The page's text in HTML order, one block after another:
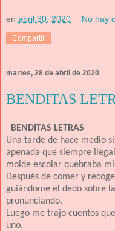
en abril 30, 2020 No hay
Compartir
martes, 28 de abril de 2020
BENDITAS
BENDITAS LETRAS
Una tarde de hace medio
apenada que siempre
molde escolar quebraba
Después de comer y
guiándome el dedo sobre
pronunciando.
Luego me trajo cuentos
uno.